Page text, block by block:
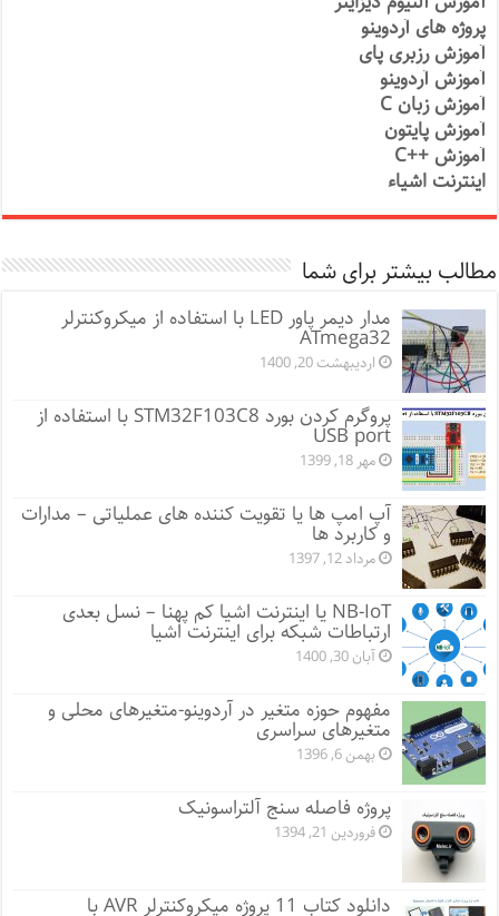
پروژه های آردوینو
آموزش رزبری پای
آموزش آردوینو
آموزش زبان C
آموزش پایتون
آموزش ++C
اینترنت اشیاء
مطالب بیشتر برای شما
مدار دیمر پاور LED با استفاده از میکروکنترلر
ATmega32
اردیبهشت 20, 1400
پروگرم کردن بورد STM32F103C8 با استفاده از
USB port
مهر 18, 1399
آپ امپ ها یا تقویت کننده های عملیاتی – مدارات
و کاربرد ها
مرداد 12, 1397
NB-IoT یا اینترنت اشیا کم پهنا – نسل بعدی
ارتباطات شبکه برای اینترنت اشیا
آبان 30, 1400
مفهوم حوزه متغیر در آردوینو-متغیرهای محلی و
متغیرهای سراسری
بهمن 6, 1396
پروژه فاصله سنج آلتراسونیک
فروردین 21, 1394
دانلود کتاب 11 پروژه میکروکنترلر AVR با